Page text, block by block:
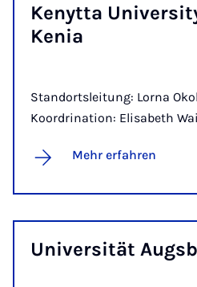
Ke­nyt­ta
Ke­nia
Standortsleitung: Lorna
Koordrination: Elisabeth
Mehr erfahren
Uni­ver­si­tät